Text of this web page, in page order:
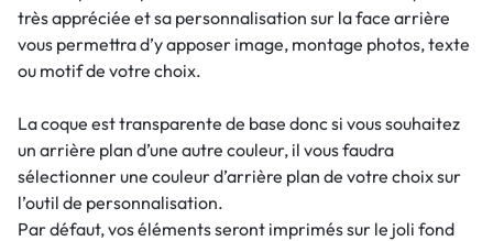
très appréciée et sa personnalisation sur la face arrière
vous permettra d’y apposer image, montage photos, texte
ou motif de votre choix.
La coque est transparente de base donc si vous souhaitez
un arrière plan d’une autre couleur, il vous faudra
sélectionner une couleur d’arrière plan de votre choix sur
l’outil de personnalisation.
Par défaut, vos éléments seront imprimés sur le joli fond